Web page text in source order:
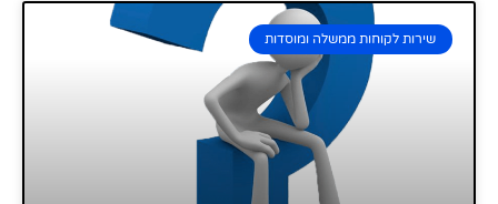
שירות לקוחות ממשלה ומוסדות